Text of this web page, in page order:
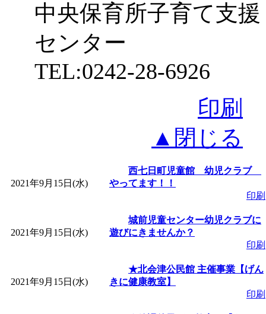
中央保育所子育て支援
センター
TEL:0242-28-6926
印刷
▲閉じる
2021年9月15日(水)
西七日町児童館 幼児クラブ
やってます！！
印刷
2021年9月15日(水)
城前児童センター幼児クラブに
遊びにきませんか？
印刷
2021年9月15日(水)
★北会津公民館 主催事業【げん
きに健康教室】
印刷